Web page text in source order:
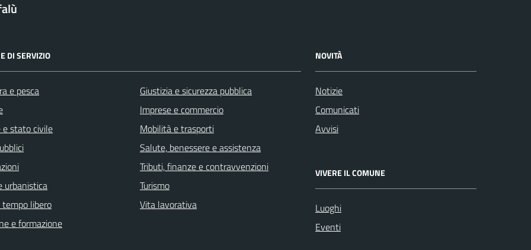
DI SERVIZIO
e pesca
e stato civile
urbanistica
libero
e formazione
Giustizia e sicurezza pubblica
Imprese e commercio
Mobilità e trasporti
Salute, benessere e assistenza
Tributi, finanze e contravvenzioni
Turismo
Vita lavorativa
NOVITÀ
Notizie
Comunicati
Avvisi
VIVERE IL COMUNE
Luoghi
Eventi